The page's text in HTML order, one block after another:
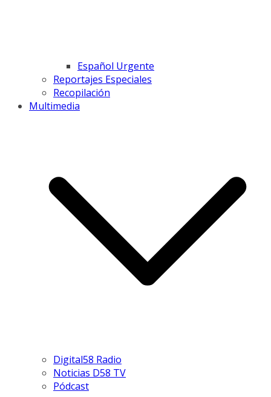
Español Urgente
Reportajes Especiales
Recopilación
Multimedia
Digital58 Radio
Noticias D58 TV
Pódcast